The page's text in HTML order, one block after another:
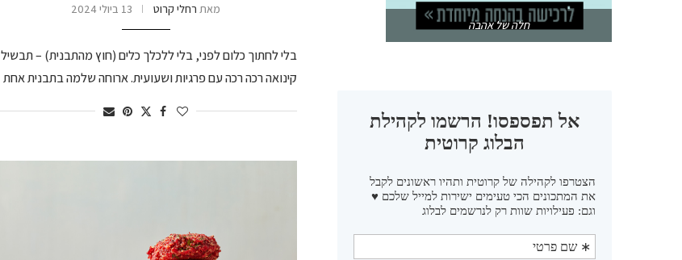
מאת רחלי קרוט 13 ביולי 2024
בלי לחתוך כלום לפני, בלי ללכלך כלים (חוץ מהתבנית) – תבשיל
קינואה רכה רכה עם פרגיות ושעועית. ארוחה שלמה בתבנית אחת
חלה של אהבה